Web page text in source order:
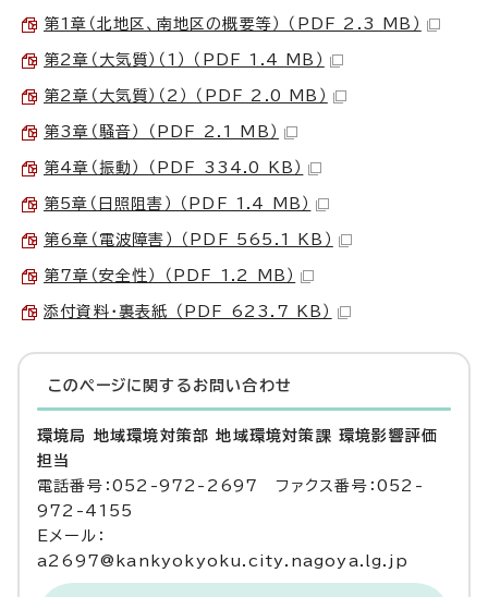
第1章（北地区、南地区の概要等） （PDF 2.3 MB）
第2章（大気質）（1） （PDF 1.4 MB）
第2章（大気質）（2） （PDF 2.0 MB）
第3章（騒音） （PDF 2.1 MB）
第4章（振動） （PDF 334.0 KB）
第5章（日照阻害） （PDF 1.4 MB）
第6章（電波障害） （PDF 565.1 KB）
第7章（安全性） （PDF 1.2 MB）
添付資料・裏表紙 （PDF 623.7 KB）
このページに関する お問い合わせ
環境局 地域環境対策部 地域環境対策課 環境影響評価
担当
電話番号：052-972-2697 ファクス番号：052-
972-4155
Eメール：
a2697@kankyokyoku.city.nagoya.lg.jp